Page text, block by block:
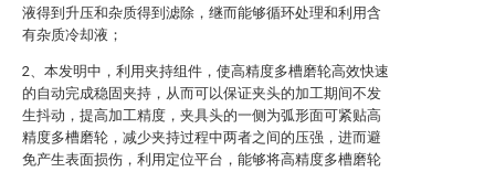
液得到升压和杂质得到滤除，继而能够循环处理和利用含
有杂质冷却液；
2、本发明中，利用夹持组件，使高精度多槽磨轮高效快速
的自动完成稳固夹持，从而可以保证夹头的加工期间不发
生抖动，提高加工精度，夹具头的一侧为弧形面可紧贴高
精度多槽磨轮，减少夹持过程中两者之间的压强，进而避
免产生表面损伤，利用定位平台，能够将高精度多槽磨轮